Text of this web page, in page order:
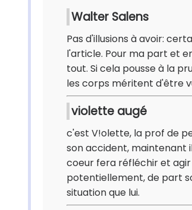
Walter Salens
Pas d'illusions à avoir:
l'article. Pour ma part et
tout. Si cela pousse à la
les corps méritent d'être
violette augé
c'est V!olette, la prof de
son accident, maintenant
coeur fera réfléchir et agir
potentiellement, de part
situation que lui.